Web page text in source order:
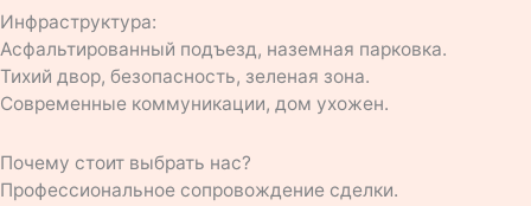
Инфраструктура:
Асфальтированный подъезд, наземная парковка.
Тихий двор, безопасность, зеленая зона.
Современные коммуникации, дом ухожен.
Почему стоит выбрать нас?
Профессиональное сопровождение сделки.